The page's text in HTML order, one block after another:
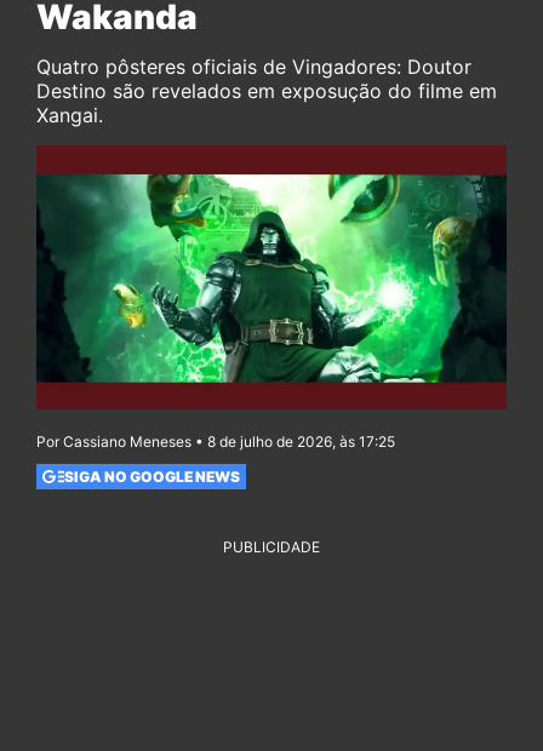
Wakanda
Quatro pôsteres oficiais de Vingadores: Doutor
Destino são revelados em exposução do filme em
Xangai.
Por Cassiano Meneses • 8 de julho de 2026, às 17:25
SIGA NO GOOGLE NEWS
PUBLICIDADE